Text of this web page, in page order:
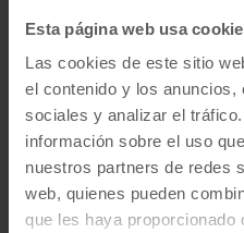
Esta página web usa
Las cookies de este sitio
el contenido y los anuncios,
sociales y analizar el
información sobre el uso
nuestros partners de redes
web, quienes pueden
que les haya proporcionado
Fiat Scudo Furgon L1H1 |
358€
Ford Transit Custom L1H2
Techo Alto |